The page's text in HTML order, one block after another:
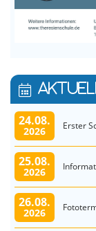
24.08.
2026 Erster
25.08.
2026
26.08.
2026